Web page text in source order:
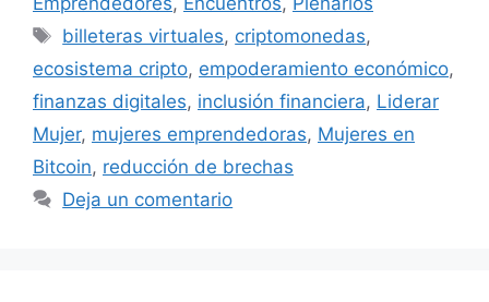
billeteras virtuales, criptomonedas,
ecosistema cripto, empoderamiento económico,
finanzas digitales, inclusión financiera, Liderar
Mujer, mujeres emprendedoras, Mujeres en
Bitcoin, reducción de brechas
Deja un comentario